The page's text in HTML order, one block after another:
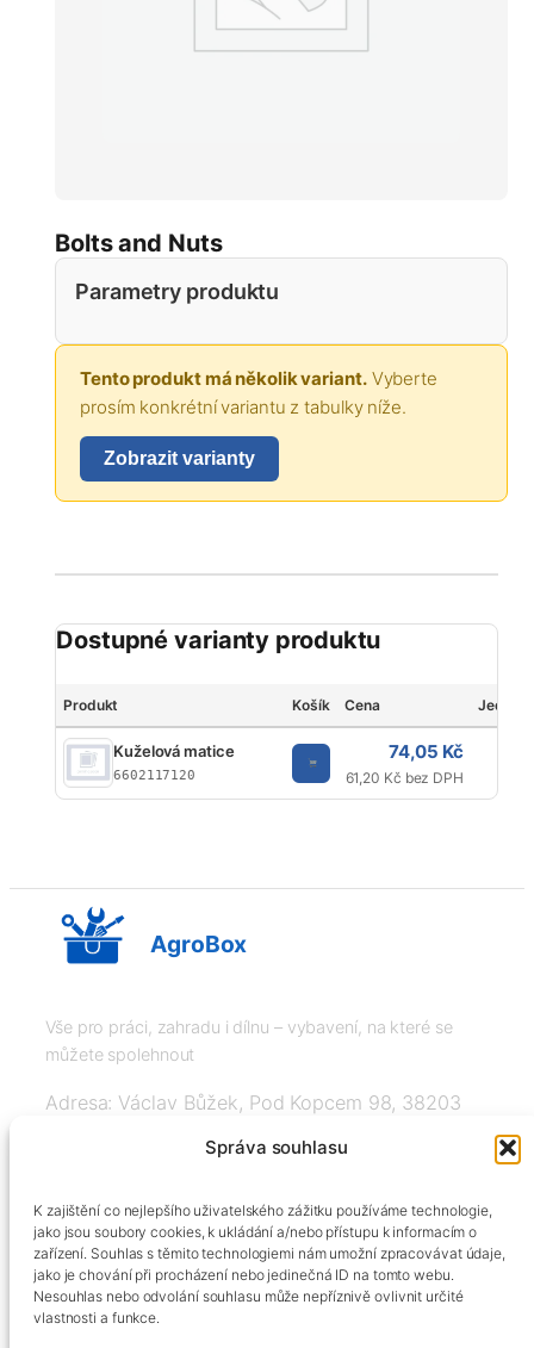
Správa souhlasu
K zajištění co nejlepšího uživatelského zážitku používáme technologie,
jako jsou soubory cookies, k ukládání a/nebo přístupu k informacím o
zařízení. Souhlas s těmito technologiemi nám umožní zpracovávat údaje,
jako je chování při procházení nebo jedinečná ID na tomto webu.
Nesouhlas nebo odvolání souhlasu může nepříznivě ovlivnit určité
vlastnosti a funkce.
Bolts and Nuts
Parametry produktu
Tento produkt má několik variant.Vyberte
prosím konkrétní variantu z tabulky níže.
Zobrazit varianty
Dostupné varianty produktu
Produkt Košík Cena
Kuželová matice
6602117120
74,05 Kč
61,20 Kč bez DPH
AgroBox
Vše pro práci, zahradu i dílnu – vybavení, na které se
můžete spolehnout
Adresa: Václav Bůžek, Pod Kopcem 98, 38203
+420606334248, info@agrobox.cz